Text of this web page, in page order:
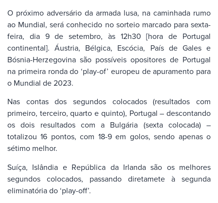
O próximo adversário da armada lusa, na caminhada rumo
ao Mundial, será conhecido no sorteio marcado para sexta-
feira, dia 9 de setembro, às 12h30 [hora de Portugal
continental]. Áustria, Bélgica, Escócia, País de Gales e
Bósnia-Herzegovina são possíveis opositores de Portugal
na primeira ronda do ‘play-of’ europeu de apuramento para
o Mundial de 2023.
Nas contas dos segundos colocados (resultados com
primeiro, terceiro, quarto e quinto), Portugal – descontando
os dois resultados com a Bulgária (sexta colocada) –
totalizou 16 pontos, com 18-9 em golos, sendo apenas o
sétimo melhor.
Suíça, Islândia e República da Irlanda são os melhores
segundos colocados, passando diretamete à segunda
eliminatória do ‘play-off’.